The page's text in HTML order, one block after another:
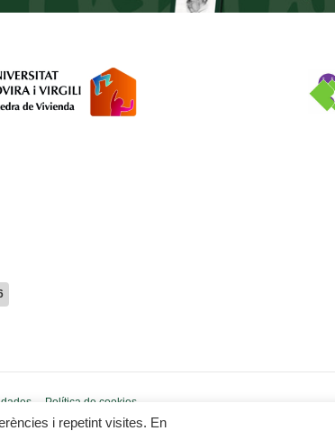
Política de cookies
i repetint visites. En